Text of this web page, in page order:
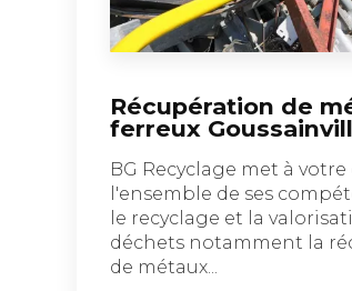
Récupération de
ferreux
BG Recyclage met à
l'ensemble de ses
le recyclage et la
déchets notamment la
de métaux...